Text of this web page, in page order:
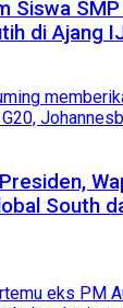
Siswa
di Ajang
South